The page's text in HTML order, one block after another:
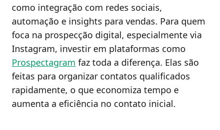
como integração com redes sociais,
automação e insights para vendas. Para quem
foca na prospecção digital, especialmente via
Instagram, investir em plataformas como
Prospectagram faz toda a diferença. Elas são
feitas para organizar contatos qualificados
rapidamente, o que economiza tempo e
aumenta a eficiência no contato inicial.